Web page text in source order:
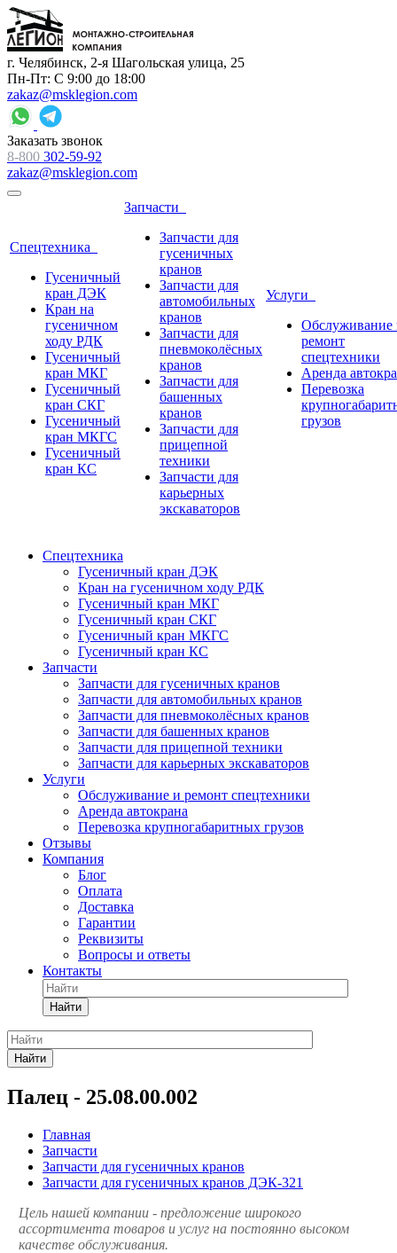
г. Челябинск, 2-я Шагольская улица, 25
Пн-Пт: С 9:00 до 18:00
zakaz@msklegion.com
Заказать звонок
8-800 302-59-92
zakaz@msklegion.com
Спецтехника
Гусеничный
кран ДЭК
Кран на
гусеничном
ходу РДК
Гусеничный
кран МКГ
Гусеничный
кран СКГ
Гусеничный
кран МКГС
Гусеничный
кран КС
Запчасти
Запчасти для
гусеничных
кранов
Запчасти для
автомобильных
кранов
Запчасти для
пневмоколёсных
кранов
Запчасти для
башенных
кранов
Запчасти для
прицепной
техники
Запчасти для
карьерных
экскаваторов
Услуги
Обслуживание
ремонт
спецтехники
Аренда
Перевозка
грузов
Спецтехника
Гусеничный кран ДЭК
Кран на гусеничном ходу РДК
Гусеничный кран МКГ
Гусеничный кран СКГ
Гусеничный кран МКГС
Гусеничный кран КС
Запчасти
Запчасти для гусеничных кранов
Запчасти для автомобильных кранов
Запчасти для пневмоколёсных кранов
Запчасти для башенных кранов
Запчасти для прицепной техники
Запчасти для карьерных экскаваторов
Услуги
Обслуживание и ремонт спецтехники
Аренда автокрана
Перевозка крупногабаритных грузов
Отзывы
Компания
Блог
Оплата
Доставка
Гарантии
Реквизиты
Вопросы и ответы
Контакты
Найти
Найти
Палец - 25.08.00.002
Главная
Запчасти
Запчасти для гусеничных кранов
Запчасти для гусеничных кранов ДЭК-321
Цель нашей компании - предложение широкого
ассортимента товаров и услуг на постоянно высоком
качестве обслуживания.